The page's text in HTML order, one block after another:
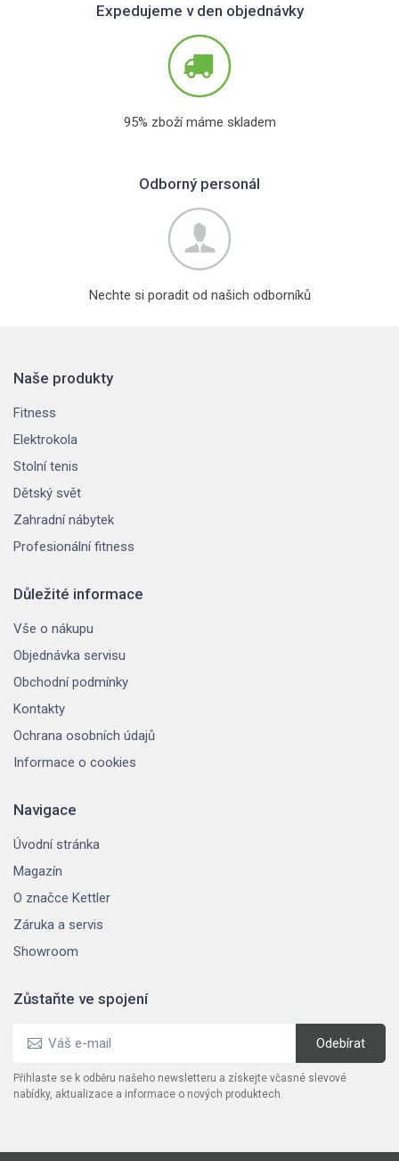
Expedujeme v den objednávky
95% zboží máme skladem
Odborný personál
Nechte si poradit od našich odborníků
Naše produkty
Fitness
Elektrokola
Stolní tenis
Dětský svět
Zahradní nábytek
Profesionální fitness
Důležité informace
Vše o nákupu
Objednávka servisu
Obchodní podmínky
Kontakty
Ochrana osobních údajů
Informace o cookies
Navigace
Úvodní stránka
Magazín
O značce Kettler
Záruka a servis
Showroom
Zůstaňte ve spojení
Přihlaste se k odběru našeho newsletteru a získejte včasné slevové
nabídky, aktualizace a informace o nových produktech.